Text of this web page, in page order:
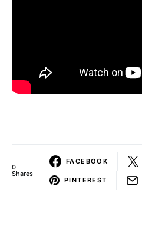
0
Shares
FACEBOOK
PINTEREST